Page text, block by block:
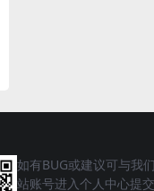
如有BUG或建议可与我
站账号进入个人中心提交